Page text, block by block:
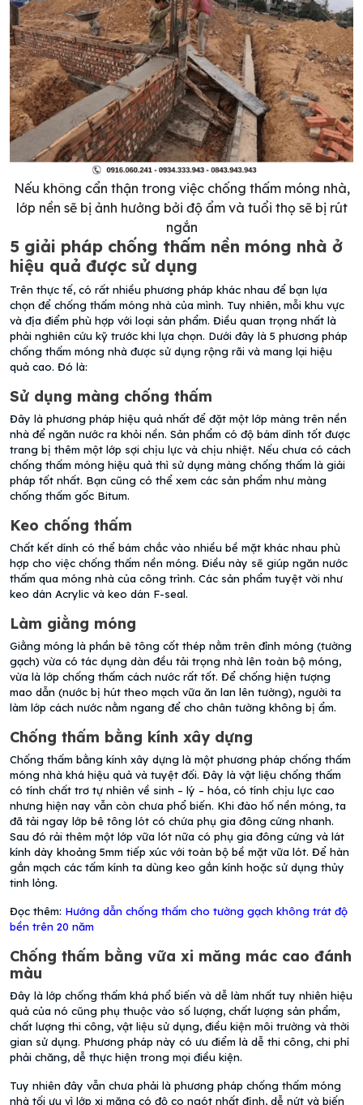
Nếu không cẩn thận trong việc chống thấm móng nhà,
lớp nền sẽ bị ảnh hưởng bởi độ ẩm và tuổi thọ sẽ bị rút
ngắn
5 giải pháp chống thấm nền móng nhà ở
hiệu quả được sử dụng
Trên thực tế, có rất nhiều phương pháp khác nhau để bạn lựa
chọn để chống thấm móng nhà của mình. Tuy nhiên, mỗi khu vực
và địa điểm phù hợp với loại sản phẩm. Điều quan trọng nhất là
phải nghiên cứu kỹ trước khi lựa chọn. Dưới đây là 5 phương pháp
chống thấm móng nhà được sử dụng rộng rãi và mang lại hiệu
quả cao. Đó là:
Sử dụng màng chống thấm
Đây là phương pháp hiệu quả nhất để đặt một lớp màng trên nền
nhà để ngăn nước ra khỏi nền. Sản phẩm có độ bám dính tốt được
trang bị thêm một lớp sợi chịu lực và chịu nhiệt. Nếu chưa có cách
chống thấm móng hiệu quả thì sử dụng màng chống thấm là giải
pháp tốt nhất. Bạn cũng có thể xem các sản phẩm như màng
chống thấm gốc Bitum.
Keo chống thấm
Chất kết dính có thể bám chắc vào nhiều bề mặt khác nhau phù
hợp cho việc chống thấm nền móng. Điều này sẽ giúp ngăn nước
thấm qua móng nhà của công trình. Các sản phẩm tuyệt vời như
keo dán Acrylic và keo dán F-seal.
Làm giằng móng
Giằng móng là phần bê tông cốt thép nằm trên đỉnh móng (tường
gạch) vừa có tác dụng dàn đều tải trọng nhà lên toàn bộ móng,
vừa là lớp chống thấm cách nước rất tốt. Để chống hiện tượng
mao dẫn (nước bị hút theo mạch vữa ăn lan lên tường), người ta
làm lớp cách nước nằm ngang để cho chân tường không bị ẩm.
Chống thấm bằng kính xây dựng
Chống thấm bằng kính xây dựng là một phương pháp chống thấm
móng nhà khá hiệu quả và tuyệt đối. Đây là vật liệu chống thấm
có tính chất trơ tự nhiên về sinh – lý – hóa, có tính chịu lực cao
nhưng hiện nay vẫn còn chưa phổ biến. Khi đào hố nền móng, ta
đã tải ngay lớp bê tông lót có chứa phụ gia đông cứng nhanh.
Sau đó rải thêm một lớp vữa lót nữa có phụ gia đông cứng và lát
kính dày khoảng 5mm tiếp xúc với toàn bộ bề mặt vữa lót. Để hàn
gắn mạch các tấm kính ta dùng keo gắn kính hoặc sử dụng thủy
tinh lỏng.
Đọc thêm: Hướng dẫn chống thấm cho tường gạch không trát độ
bền trên 20 năm
Chống thấm bằng vữa xi măng mác cao đánh
màu
Đây là lớp chống thấm khá phổ biến và dễ làm nhất tuy nhiên hiệu
quả của nó cũng phụ thuộc vào số lượng, chất lượng sản phẩm,
chất lượng thi công, vật liệu sử dụng, điều kiện môi trường và thời
gian sử dụng. Phương pháp này có ưu điểm là dễ thi công, chi phí
phải chăng, dễ thực hiện trong mọi điều kiện.
Tuy nhiên đây vẫn chưa phải là phương pháp chống thấm móng
nhà tối ưu vì lớp xi măng có độ co ngót nhất định, dễ nứt và biến